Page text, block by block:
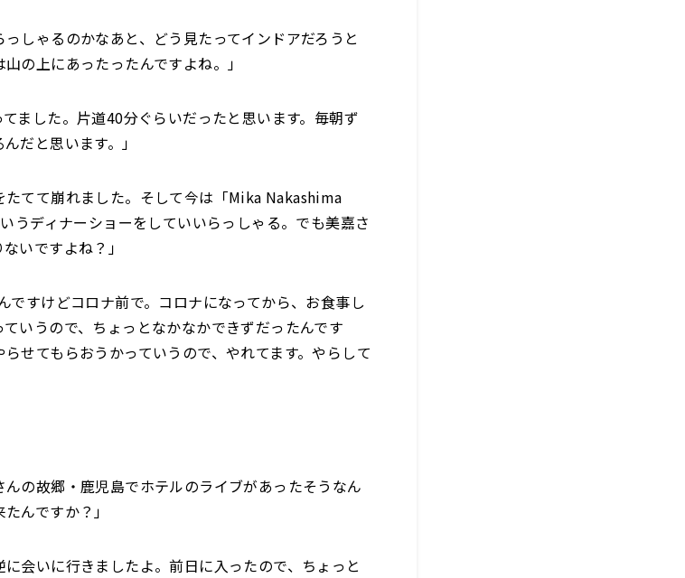
っしゃるのかなあと、どう見たってインドアだろうと
の上にあったったんですよね。」
てました。片道40分ぐらいだったと思います。毎朝ず
だと思います。」
たてて崩れました。そして今は「Mika Nakashima
ディナーショーをしていいらっしゃる。でも美嘉さ
いですよね？」
ですけどコロナ前で。コロナになってから、お食事し
いうので、ちょっとなかなかできずだったんです
せてもらおうかっていうので、やれてます。やらして
んの故郷・鹿児島でホテルのライブがあったそうなん
んですか？」
に会いに行きましたよ。前日に入ったので、ちょっと